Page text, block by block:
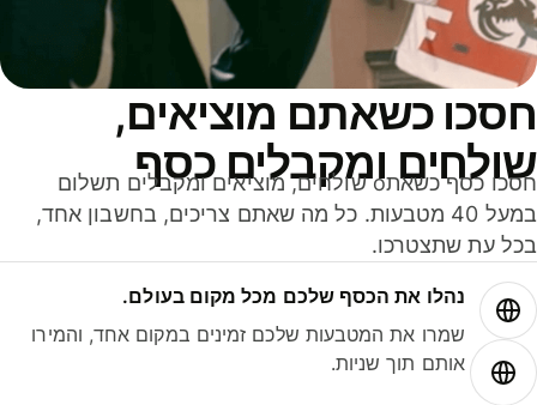
כשאתם מוציאים,
ומקבלים כסף
חסכו כסף כשאתo שולחים, מוציאים ומקבלים תשלום
במעל 40 מטבעות. כל מה שאתם צריכים, בחשבון אחד,
עת שתצטרכו.
נהלו את הכסף שלכם מכל מקום בעולם.
שמרו את המטבעות שלכם זמינים במקום אחד, והמירו
אותם תוך שניות.